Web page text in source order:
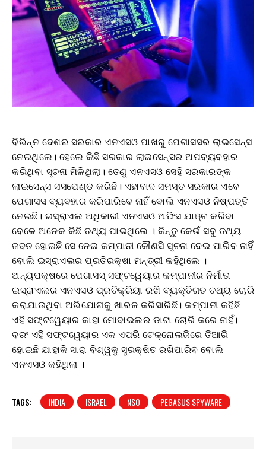
ବିଭିନ୍ନ ଦେଶର ସରକାର ଏନଏସଓ ପାଖରୁ ପେଗାସସର ଲାଇସେନ୍ସ
ନେଇଥିଲେ। ହେଲେ କିଛି ସରକାର ଲାଇସେନ୍ସର ଅପବ୍ୟବହାର
କରିଥିବା ସୂଚନା ମିଳିଥିଲା। ତେଣୁ ଏନଏସଓ ସେହି ସରକାରଙ୍କ
ଲାଇସେନ୍ସ ସସପେଣ୍ଡ କରିଛି। ଏହାବାଦ ସମସ୍ତ ସରକାର ଏବେ
ପେଗାସସ ବ୍ୟବହାର କରିପାରିବେ ନାହିଁ ବୋଲି ଏନଏସଓ ନିଷ୍ପତ୍ତି
ନେଇଛି। ଇସ୍ରାଏଲ ଅଧିକାରୀ ଏନଏସଓ ଅଫିସ ଯାଞ୍ଚ କରିବା
ବେଳେ ଅନେକ କିଛି ତଥ୍ୟ ପାଇଥିଲେ । କିନ୍ତୁ କେଉଁ ସବୁ ତଥ୍ୟ
ଜବତ ହୋଇଛି ସେ ନେଇ କମ୍ପାନୀ କୌଣସି ସୂଚନା ଦେଇ ପାରିବ ନାହିଁ
ବୋଲି ଇସ୍ରାଏଲର ପ୍ରତିରକ୍ଷା ମନ୍ତ୍ରୀ କହିଥିଲେ ।
ଅନ୍ୟପକ୍ଷରେ ପେଗାସସ୍ ସଫ୍ଟୱେୟାର କମ୍ପାନୀର ନିର୍ମାତା
ଇସ୍ରାଏଲର ଏନଏସଓ ପ୍ରତିକ୍ରିୟା ରଖି ବ୍ୟକ୍ତିଗତ ତଥ୍ୟ ଚୋରି
କରାଯାଉଥିବା ଅଭିଯୋଗକୁ ଖାରଜ କରିସାରିଛି। କମ୍ପାନୀ କହିଛି
ଏହି ସଫ୍ଟୱେୟାର କାହା ମୋବାଇଲର ଡାଟା ଚୋରି କରେ ନାହିଁ।
ବରଂ ଏହି ସଫ୍ଟୱେୟାର ଏକ ଏପରି ଟେକ୍ନୋଲଜିରେ ତିଆରି
ହୋଇଛି ଯାହାକି ସାରା ବିଶ୍ୱକୁ ସୁରକ୍ଷିତ ରଖିପାରିବ ବୋଲି
ଏନଏସଓ କହିଥିଲା ।
TAGS: INDIA ISRAEL NSO PEGASUS SPYWARE